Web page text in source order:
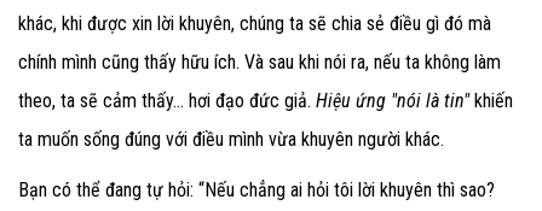
khác, khi được xin lời khuyên, chúng ta sẽ chia sẻ điều gì đó mà
chính mình cũng thấy hữu ích. Và sau khi nói ra, nếu ta không làm
theo, ta sẽ cảm thấy... hơi đạo đức giả. Hiệu ứng "nói là tin"khiến
ta muốn sống đúng với điều mình vừa khuyên người khác.
Bạn có thể đang tự hỏi: “Nếu chẳng ai hỏi tôi lời khuyên thì sao?